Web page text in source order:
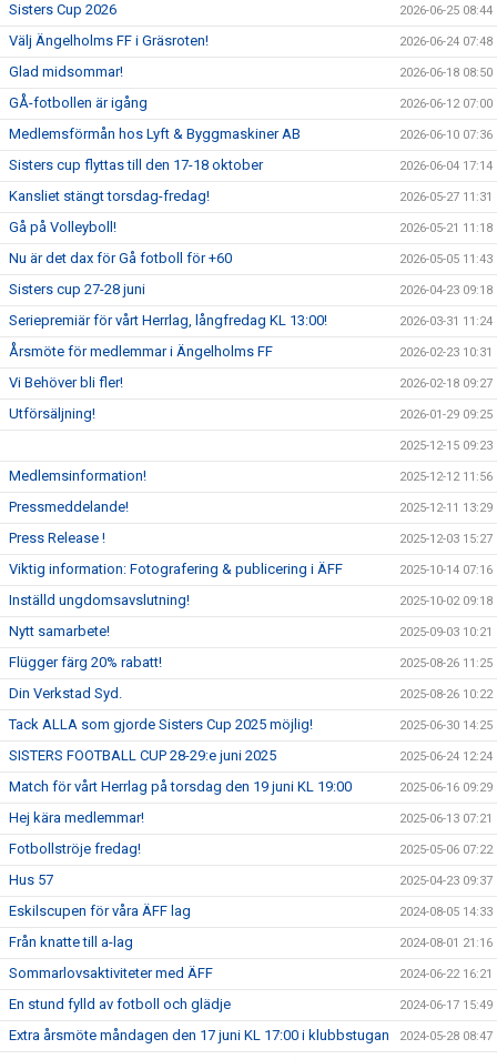
Sisters Cup 2026 2026-06-25 08:44
Välj Ängelholms FF i Gräsroten! 2026-06-24 07:48
Glad midsommar! 2026-06-18 08:50
GÅ-fotbollen är igång 2026-06-12 07:00
Medlemsförmån hos Lyft & Byggmaskiner AB 2026-06-10 07:36
Sisters cup flyttas till den 17-18 oktober 2026-06-04 17:14
Kansliet stängt torsdag-fredag! 2026-05-27 11:31
Gå på Volleyboll! 2026-05-21 11:18
Nu är det dax för Gå fotboll för +60 2026-05-05 11:43
Sisters cup 27-28 juni 2026-04-23 09:18
Seriepremiär för vårt Herrlag, långfredag KL 13:00! 2026-03-31 11:24
Årsmöte för medlemmar i Ängelholms FF 2026-02-23 10:31
Vi Behöver bli fler! 2026-02-18 09:27
Utförsäljning! 2026-01-29 09:25
2025-12-15 09:23
Medlemsinformation! 2025-12-12 11:56
Pressmeddelande! 2025-12-11 13:29
Press Release ! 2025-12-03 15:27
Viktig information: Fotografering & publicering i ÄFF 2025-10-14 07:16
Inställd ungdomsavslutning! 2025-10-02 09:18
Nytt samarbete! 2025-09-03 10:21
Flügger färg 20% rabatt! 2025-08-26 11:25
Din Verkstad Syd. 2025-08-26 10:22
Tack ALLA som gjorde Sisters Cup 2025 möjlig! 2025-06-30 14:25
SISTERS FOOTBALL CUP 28-29:e juni 2025 2025-06-24 12:24
Match för vårt Herrlag på torsdag den 19 juni KL 19:00 2025-06-16 09:29
Hej kära medlemmar! 2025-06-13 07:21
Fotbollströje fredag! 2025-05-06 07:22
Hus 57 2025-04-23 09:37
Eskilscupen för våra ÄFF lag 2024-08-05 14:33
Från knatte till a-lag 2024-08-01 21:16
Sommarlovsaktiviteter med ÄFF 2024-06-22 16:21
En stund fylld av fotboll och glädje 2024-06-17 15:49
Extra årsmöte måndagen den 17 juni KL 17:00 i klubbstugan 2024-05-28 08:47